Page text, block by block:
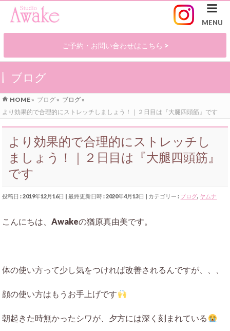
ご予約・お問い合わせはこちら >
ブログ
HOME» ブログ» ブログ»
より効果的で合理的にストレッチしましょう！｜２日目は『大腿四頭筋』です
より効果的で合理的にストレッチし
ましょう！｜２日目は『大腿四頭筋』
です
投稿日 : 2019年12月16日 最終更新日時 : 2020年4月13日 カテゴリー : ブログ, ヤムナ
こんにちは、Awakeの猶原真由美です。
体の使い方って少し気をつければ改善されるんですが、、、
顔の使い方はもうお手上げです
朝起きた時無かったシワが、夕方には深く刻まれている